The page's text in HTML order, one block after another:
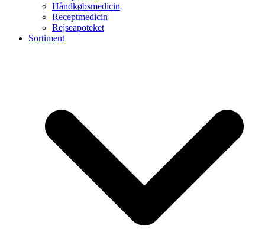
Håndkøbsmedicin
Receptmedicin
Rejseapoteket
Sortiment